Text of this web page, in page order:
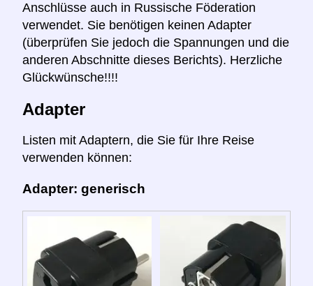
Anschlüsse auch in Russische Föderation
verwendet. Sie benötigen keinen Adapter
(überprüfen Sie jedoch die Spannungen und die
anderen Abschnitte dieses Berichts). Herzliche
Glückwünsche!!!!
Adapter
Listen mit Adaptern, die Sie für Ihre Reise
verwenden können:
Adapter: generisch